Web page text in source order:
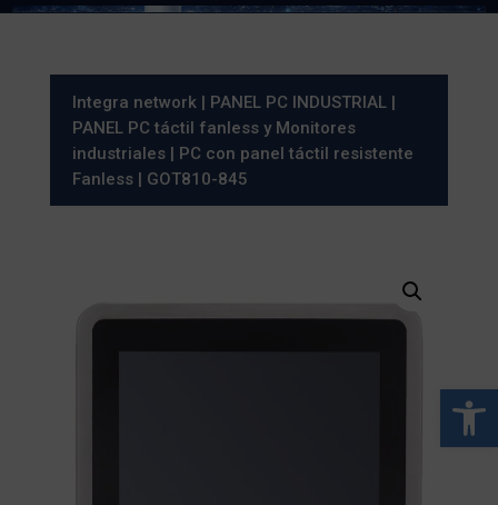
Abrir
Integra network| PANEL PC INDUSTRIAL|
PANEL PC táctil fanless y Monitores
industriales| PC con panel táctil resistente
Fanless| GOT810-845